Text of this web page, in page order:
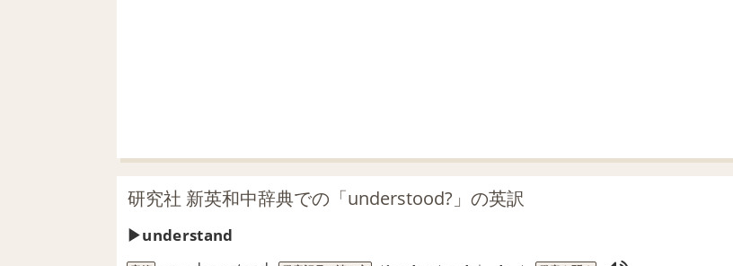
研究社 新英和中辞典での「understood?」の英訳
understand